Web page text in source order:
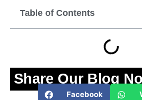
Table of Contents
Share Our Blog
Facebook